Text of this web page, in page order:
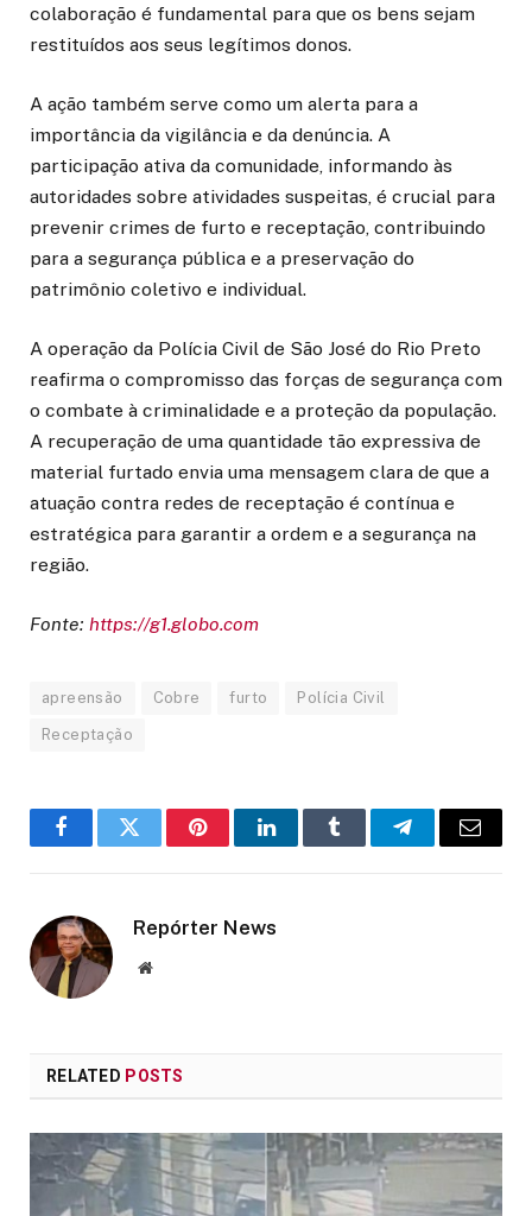
colaboração é fundamental para que os bens sejam
restituídos aos seus legítimos donos.
A ação também serve como um alerta para a
importância da vigilância e da denúncia. A
participação ativa da comunidade, informando às
autoridades sobre atividades suspeitas, é crucial para
prevenir crimes de furto e receptação, contribuindo
para a segurança pública e a preservação do
patrimônio coletivo e individual.
A operação da Polícia Civil de São José do Rio Preto
reafirma o compromisso das forças de segurança com
o combate à criminalidade e a proteção da população.
A recuperação de uma quantidade tão expressiva de
material furtado envia uma mensagem clara de que a
atuação contra redes de receptação é contínua e
estratégica para garantir a ordem e a segurança na
região.
Fonte: https://g1.globo.com
apreensão Cobre furto Polícia Civil
Receptação
FacebookTwitter PinterestLinkedInTumblr TelegramEmail
Repórter News
Website
RELATED POSTS